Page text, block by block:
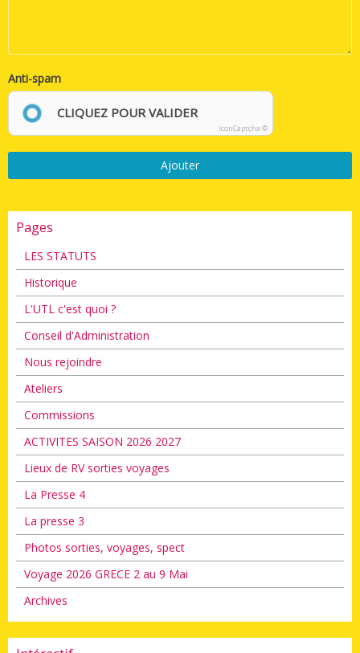
Anti-spam
CLIQUEZ POUR VALIDER
IconCaptcha ©
Ajouter
Pages
LES STATUTS
Historique
L'UTL c'est quoi ?
Conseil d'Administration
Nous rejoindre
Ateliers
Commissions
ACTIVITES SAISON 2026 2027
Lieux de RV sorties voyages
La Presse 4
La presse 3
Photos sorties, voyages, spect
Voyage 2026 GRECE 2 au 9 Mai
Archives